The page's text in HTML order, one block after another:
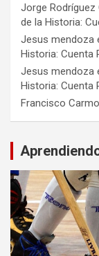
Jorge Rodríguez
de la Historia:
Jesus mendoza
Historia: Cuenta
Jesus mendoza
Historia: Cuenta
Francisco